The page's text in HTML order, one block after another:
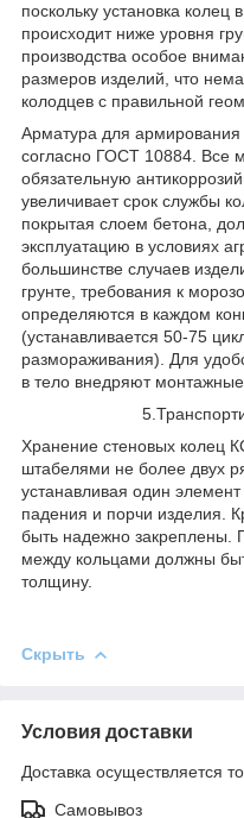
поскольку установка колец
происходит ниже уровня
производства особое
размеров изделий, что
колодцев с правильной
Арматура для
согласно ГОСТ 10884. Все
обязательную
увеличивает срок службы
покрытая слоем бетона,
эксплуатацию в условиях
большинстве случаев
грунте, требования к
определяются в каждом
(устанавливается 50-75
размораживания). Для
в тело внедряют монтажные
Хранение стеновых колец
штабелями не более двух
устанавливая один
падения и порчи изделия.
быть надежно закреплены.
между кольцами должны
толщину.
Скрыть
Условия доставки
Доставка осуществляется
Самовывоз